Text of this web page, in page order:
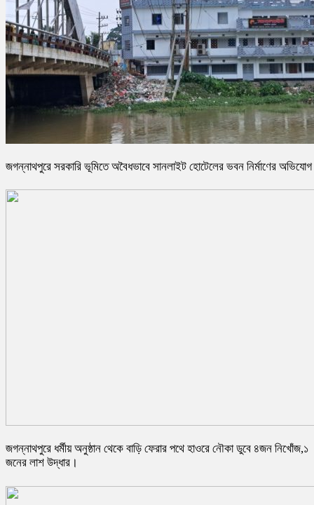
জগন্নাথপুরে সরকারি ভূমিতে অবৈধভাবে সানলাইট হোটেলের ভবন নির্মাণের অভিযোগ
জগন্নাথপুরে ধর্মীয় অনুষ্ঠান থেকে বাড়ি ফেরার পথে হাওরে নৌকা ডুবে ৪জন নিখোঁজ,১
জনের লাশ উদ্ধার।